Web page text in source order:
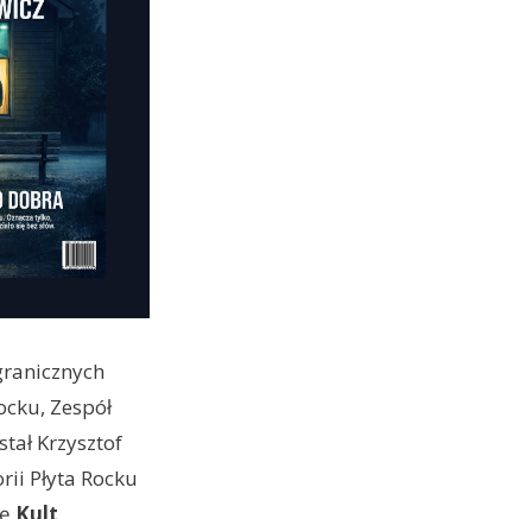
Zespół
Krzysztof
Płyta Rocku
Kult